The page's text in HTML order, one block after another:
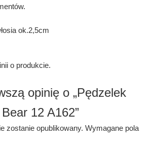
ok.2,5cm
o produkcie.
opinię o „Pędzelek
12 A162”
zostanie opublikowany. Wymagane pola